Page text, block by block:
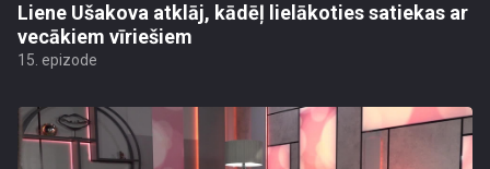
Liene Ušakova atklāj, kādēļ lielākoties satiekas ar
vecākiem vīriešiem
15. epizode